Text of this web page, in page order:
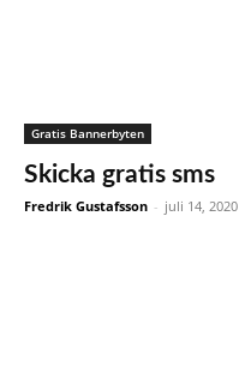
Gratis Bannerbyten
Skicka gratis sms
Fredrik Gustafsson - juli 14, 2020